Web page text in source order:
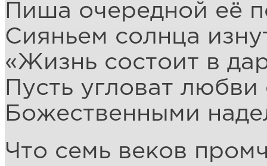
Пиша очередной её
Сияньем солнца
«Жизнь состоит в
Пусть угловат
Божественными
Что семь веков